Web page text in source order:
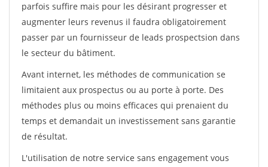
parfois suffire mais pour les désirant progresser et
augmenter leurs revenus il faudra obligatoirement
passer par un fournisseur de leads prospectsion dans
le secteur du bâtiment.
Avant internet, les méthodes de communication se
limitaient aux prospectus ou au porte à porte. Des
méthodes plus ou moins efficaces qui prenaient du
temps et demandait un investissement sans garantie
de résultat.
L'utilisation de notre service sans engagement vous